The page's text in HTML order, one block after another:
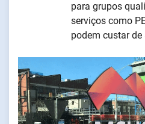
para grupos
serviços como
podem custar de